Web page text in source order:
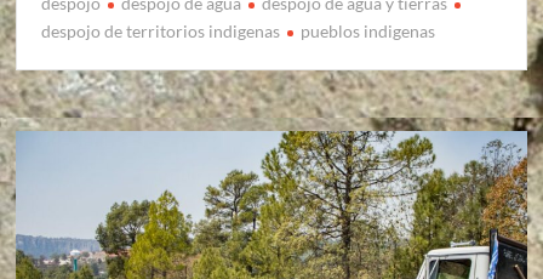
despojo de territorios indigenas
pueblos indigenas